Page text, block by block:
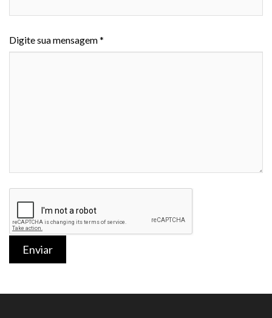
Digite sua mensagem *
Enviar